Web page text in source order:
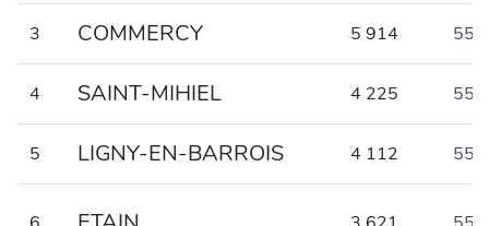
3 COMMERCY 5 914
4 SAINT-MIHIEL 4 225
5 LIGNY-EN-BARROIS 4 112